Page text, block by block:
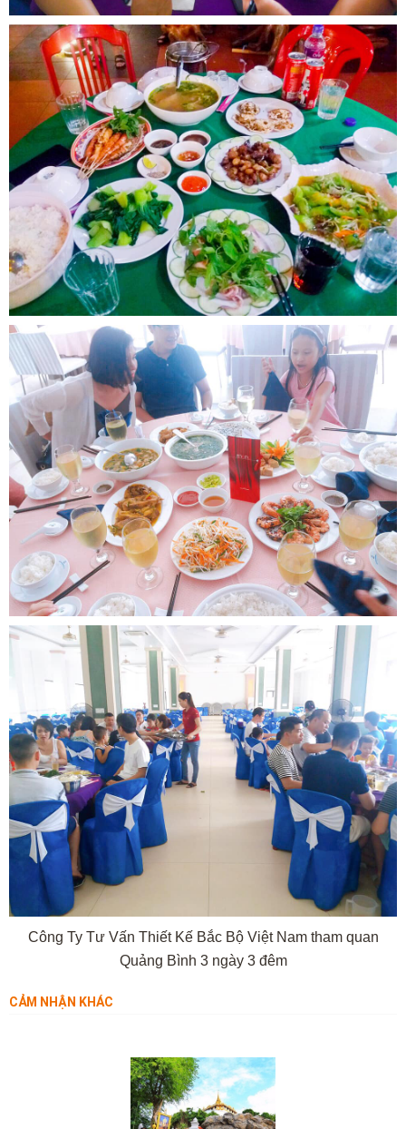
Công Ty Tư Vấn Thiết Kế Bắc Bộ Việt Nam tham quan
Quảng Bình 3 ngày 3 đêm
CẢM NHẬN KHÁC